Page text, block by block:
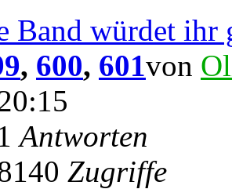
Band würdet ihr
, 600, 601von
Antworten
Zugriffe